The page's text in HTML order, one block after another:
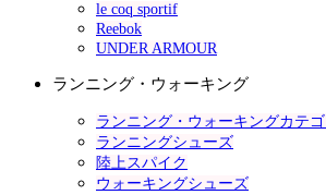
le coq sportif
Reebok
UNDER ARMOUR
ランニング・ウォーキング
ランニング・ウォーキングカテ
ランニングシューズ
陸上スパイク
ウォーキングシューズ